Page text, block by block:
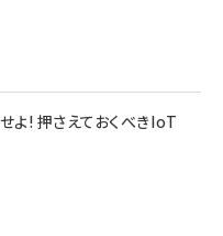
よ! 押さえておくべきIoT